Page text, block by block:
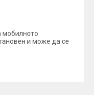
мобилното
и може да се